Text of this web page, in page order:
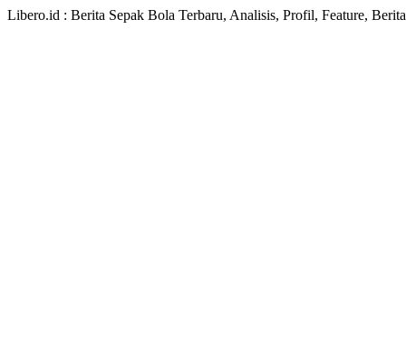
Libero.id : Berita Sepak Bola Terbaru, Analisis, Profil, Feature,